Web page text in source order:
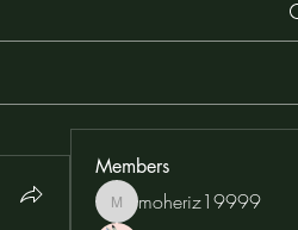
Members
moheriz19999
moheriz19999